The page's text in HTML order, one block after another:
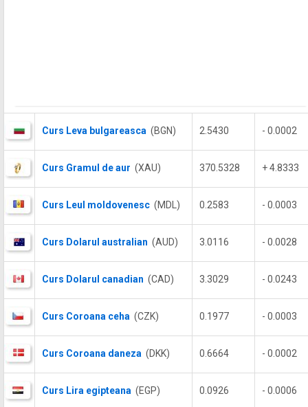
Curs Leva bulgareasca (BGN) 2.5430 - 0.0002
Curs Gramul de aur (XAU) 370.5328 + 4.8333
Curs Leul moldovenesc (MDL) 0.2583 - 0.0003
Curs Dolarul australian (AUD) 3.0116 - 0.0028
Curs Dolarul canadian (CAD) 3.3029 - 0.0243
Curs Coroana ceha (CZK) 0.1977 - 0.0003
Curs Coroana daneza (DKK) 0.6664 - 0.0002
Curs Lira egipteana (EGP) 0.0926 - 0.0006